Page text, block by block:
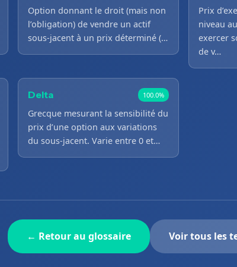
Option donnant le droit (mais non
l’obligation) de vendre un actif
sous-jacent à un prix déterminé (…
Prix
niveau
exercer
de v…
Delta 100.0%
Grecque mesurant la sensibilité du
prix d’une option aux variations
du sous-jacent. Varie entre 0 et…
← Retour au glossaire Voir tous les